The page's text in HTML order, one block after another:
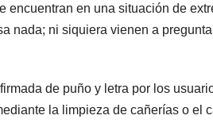
encuentran en una situación de
nada; ni siquiera vienen a
de puño y letra por los
la limpieza de cañerías o el